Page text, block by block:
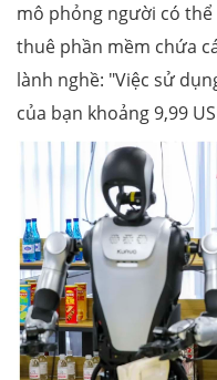
mô phỏng người có
thuê phần mềm chứa
lành nghề: "Việc sử
của bạn khoảng 9,99